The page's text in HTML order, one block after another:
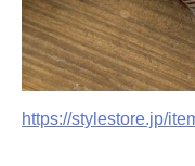
https://stylestore.jp/